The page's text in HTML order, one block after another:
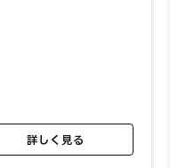
詳しく見る